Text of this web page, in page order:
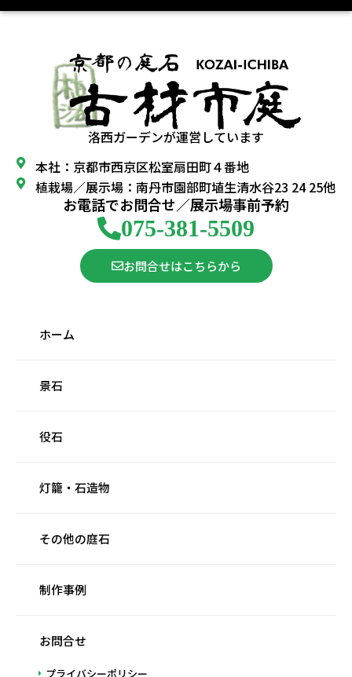
洛西ガーデンが運営しています
本社：京都市西京区松室扇田町４番地
植栽場／展示場：南丹市園部町埴生清水谷23 24 25他
お電話でお問合せ／展示場事前予約
075-381-5509
お問合せはこちらから
ホーム
景石
役石
灯籠・石造物
その他の庭石
制作事例
お問合せ
プライバシーポリシー